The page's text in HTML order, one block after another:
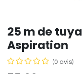
25 m de
Aspiration
(0 avis)